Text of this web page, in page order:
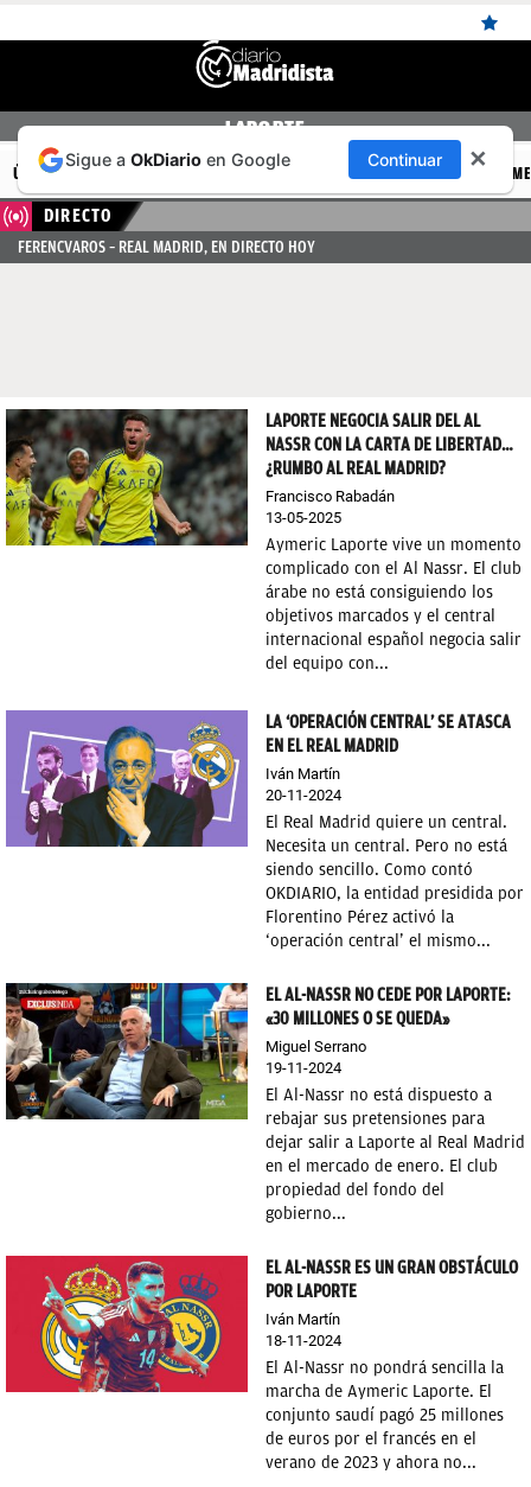
ÚLTIMAS
NOTICIAS
REAL
MADRID
DIRECTO
FEMENINO
PAPARAZZI
LAPORTE
ÚLTIMAS NOTICIAS REAL MADRID BALONCESTO CANTERA
DIRECTO
FERENCVAROS – REAL MADRID, EN DIRECTO HOY
LAPORTE NEGOCIA SALIR DEL AL
NASSR CON LA CARTA DE LIBERTAD…
¿RUMBO AL REAL MADRID?
Francisco Rabadán
13-05-2025
Aymeric Laporte vive un momento
complicado con el Al Nassr. El club
árabe no está consiguiendo los
objetivos marcados y el central
internacional español negocia salir
del equipo con...
LA ‘OPERACIÓN CENTRAL’ SE ATASCA
EN EL REAL MADRID
Iván Martín
20-11-2024
El Real Madrid quiere un central.
Necesita un central. Pero no está
siendo sencillo. Como contó
OKDIARIO, la entidad presidida por
Florentino Pérez activó la
‘operación central’ el mismo...
EL AL-NASSR NO CEDE POR LAPORTE:
«30 MILLONES O SE QUEDA»
Miguel Serrano
19-11-2024
El Al-Nassr no está dispuesto a
rebajar sus pretensiones para
dejar salir a Laporte al Real Madrid
en el mercado de enero. El club
propiedad del fondo del
gobierno...
EL AL-NASSR ES UN GRAN OBSTÁCULO
POR LAPORTE
Iván Martín
18-11-2024
El Al-Nassr no pondrá sencilla la
marcha de Aymeric Laporte. El
conjunto saudí pagó 25 millones
de euros por el francés en el
verano de 2023 y ahora no...
Sigue a OkDiario en Google Continuar ✕